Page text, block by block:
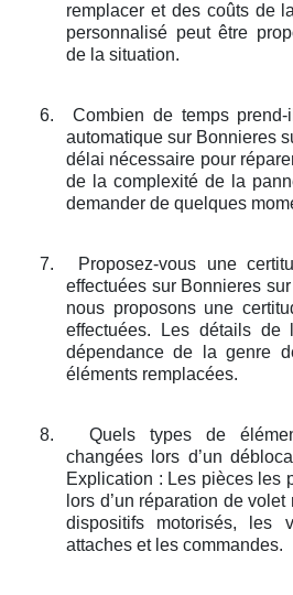
remplacer et des coûts de
personnalisé peut être
de la situation.
6.
Combien de temps
automatique sur Bonnieres
délai nécessaire pour
de la complexité de la
demander de quelques
7.
Proposez-vous une
effectuées sur Bonnieres
nous proposons une
effectuées. Les détails de
dépendance de la genre
éléments remplacées.
8.
Quels types de
changées lors d’un
Explication : Les pièces les
lors d’un réparation de
dispositifs motorisés, les
attaches et les commandes.